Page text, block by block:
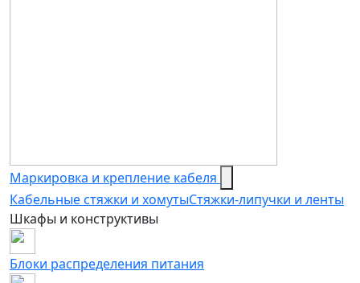
Маркировка и крепление кабеля
Кабельные стяжки и хомутыСтяжки-липучки и ленты
Шкафы и конструктивы
Блоки распределения питания